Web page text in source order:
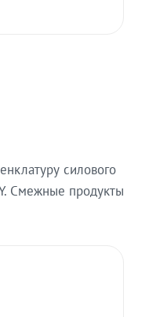
силового
Смежные продукты